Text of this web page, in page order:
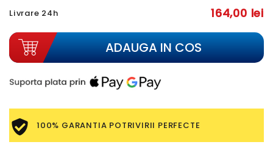
Livrare 24h 164,00 lei
ADAUGA IN COS
100% GARANTIA POTRIVIRII PERFECTE